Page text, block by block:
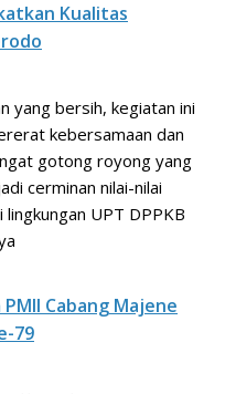
Kualitas
yang bersih, kegiatan ini
kebersamaan dan
gotong royong yang
cerminan nilai-nilai
UPT DPPKB
Cabang Majene
79